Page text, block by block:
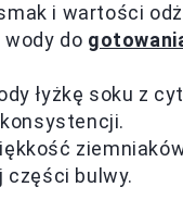
i wartości
wody do
łyżkę soku z
części bulwy.